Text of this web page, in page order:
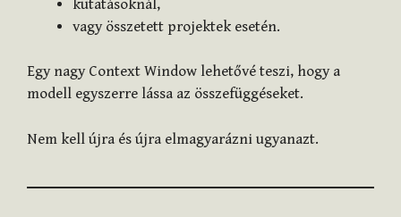
kutatásoknál,
vagy összetett projektek esetén.
Egy nagy Context Window lehetővé teszi, hogy a
modell egyszerre lássa az összefüggéseket.
Nem kell újra és újra elmagyarázni ugyanazt.